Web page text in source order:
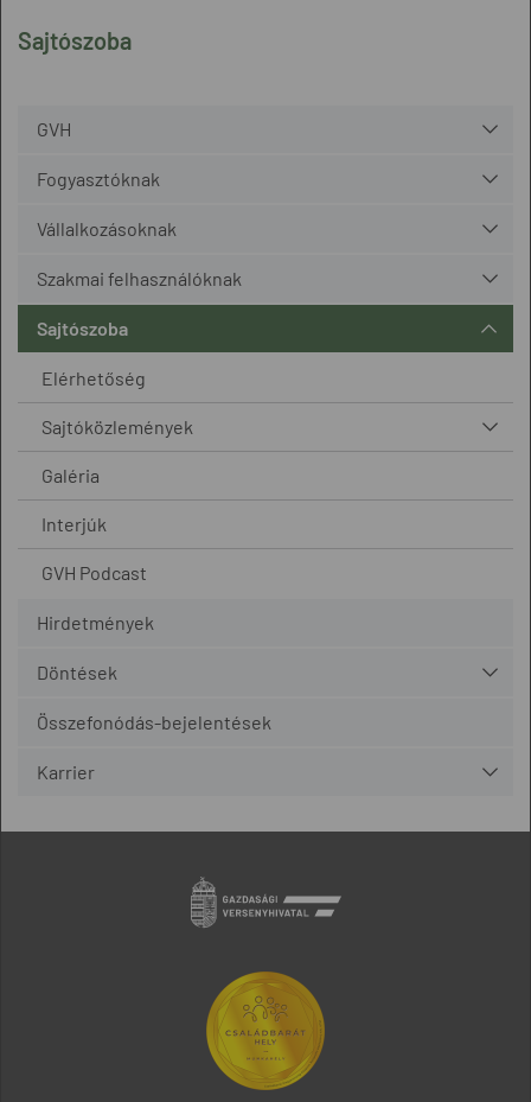
Sajtószoba
GVH
Fogyasztóknak
Vállalkozásoknak
Szakmai felhasználóknak
Sajtószoba
Elérhetőség
Sajtóközlemények
Galéria
Interjúk
GVH Podcast
Hirdetmények
Döntések
Összefonódás-bejelentések
Karrier